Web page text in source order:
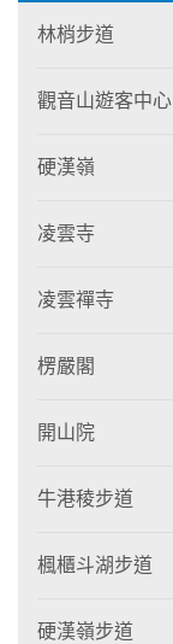
林梢步道
觀音山遊客中心
硬漢嶺
凌雲寺
凌雲禪寺
楞嚴閣
開山院
牛港稜步道
楓櫃斗湖步道
硬漢嶺步道